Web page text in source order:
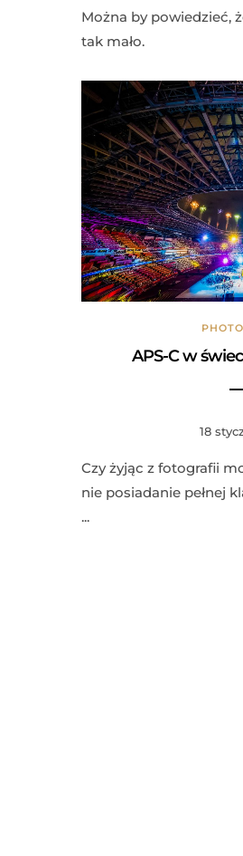
Można by powiedzieć,
tak mało.
APS-C w
18
Czy żyjąc z fotografii
nie posiadanie pełnej
...